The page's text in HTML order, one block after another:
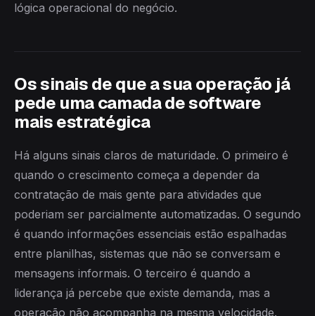
lógica operacional do negócio.
Os sinais de que a sua operação já
pede uma camada de software
mais estratégica
Há alguns sinais claros de maturidade. O primeiro é
quando o crescimento começa a depender da
contratação de mais gente para atividades que
poderiam ser parcialmente automatizadas. O segundo
é quando informações essenciais estão espalhadas
entre planilhas, sistemas que não se conversam e
mensagens informais. O terceiro é quando a
liderança já percebe que existe demanda, mas a
operação não acompanha na mesma velocidade.